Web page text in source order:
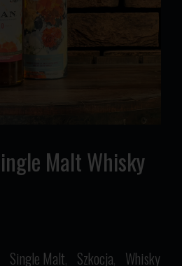
Malt Whisky
Single Malt, Szkocja, Whisky